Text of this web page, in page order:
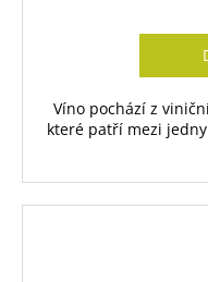
Víno pochází z
které patří mezi